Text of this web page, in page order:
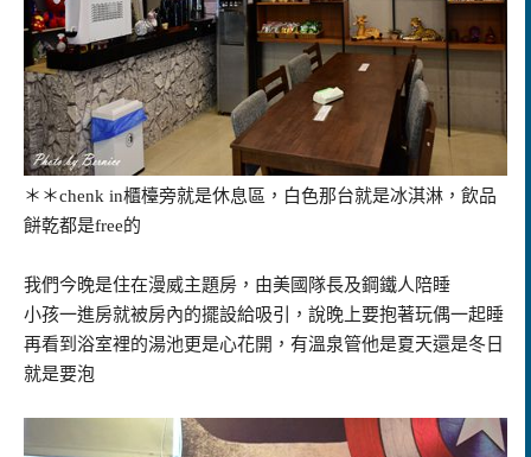
＊＊chenk in櫃檯旁就是休息區，白色那台就是冰淇淋，飲品
餅乾都是free的
我們今晚是住在漫威主題房，由美國隊長及鋼鐵人陪睡
小孩一進房就被房內的擺設給吸引，說晚上要抱著玩偶一起睡
再看到浴室裡的湯池更是心花開，有溫泉管他是夏天還是冬日
就是要泡